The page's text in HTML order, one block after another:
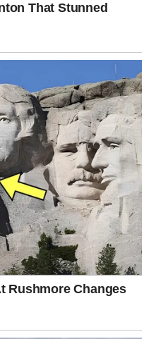
vam uljepšati cijeli dan.
NEGO ŠTO